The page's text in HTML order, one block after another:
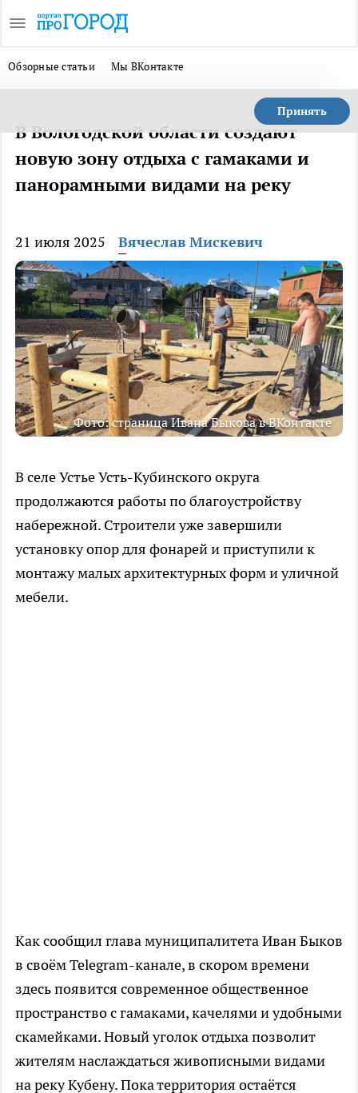
Обзорные статьи Мы ВКонтакте
Принять
В Вологодской области создают
новую зону отдыха с гамаками и
панорамными видами на реку
21 июля 2025 Вячеслав Мискевич
Фото: страница Ивана Быкова в ВКонтакте
В селе Устье Усть-Кубинского округа
продолжаются работы по благоустройству
набережной. Строители уже завершили
установку опор для фонарей и приступили к
монтажу малых архитектурных форм и уличной
мебели.
Как сообщил глава муниципалитета Иван Быков
в своём Telegram-канале, в скором времени
здесь появится современное общественное
пространство с гамаками, качелями и удобными
скамейками. Новый уголок отдыха позволит
жителям наслаждаться живописными видами
на реку Кубену. Пока территория остаётся